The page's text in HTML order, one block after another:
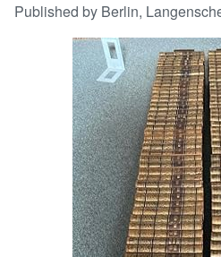
Browse Collections
Rare Books
Art & Collectibles
Textbooks
Start Selling
CLOSE
Published by Berlin,